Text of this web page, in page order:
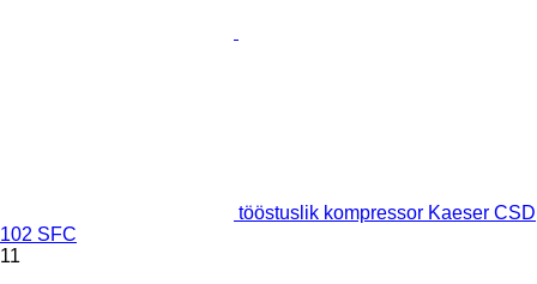
tööstuslik kompressor Kaeser CSD
102 SFC
11